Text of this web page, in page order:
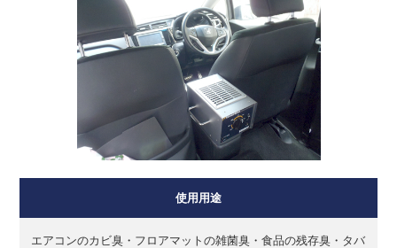
使用用途
エアコンのカビ臭・フロアマットの雑菌臭・食品の残存臭・タバ